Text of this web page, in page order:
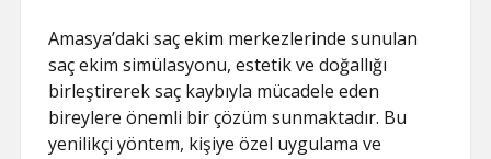
Amasya’daki saç ekim merkezlerinde sunulan
saç ekim simülasyonu, estetik ve doğallığı
birleştirerek saç kaybıyla mücadele eden
bireylere önemli bir çözüm sunmaktadır. Bu
yenilikçi yöntem, kişiye özel uygulama ve